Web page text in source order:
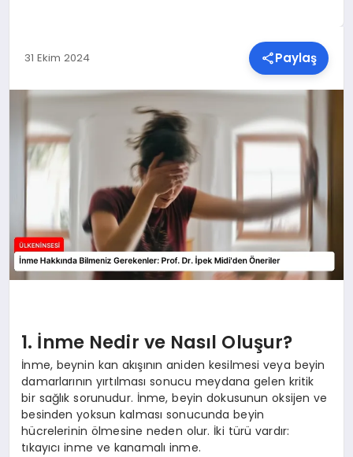
YAŞAM
MALATYA HABERLERI
31 Ekim 2024 Paylaş
1. İnme Nedir ve Nasıl Oluşur?
İnme, beynin kan akışının aniden kesilmesi veya beyin
damarlarının yırtılması sonucu meydana gelen kritik
bir sağlık sorunudur. İnme, beyin dokusunun oksijen ve
besinden yoksun kalması sonucunda beyin
hücrelerinin ölmesine neden olur. İki türü vardır:
tıkayıcı inme ve kanamalı inme.